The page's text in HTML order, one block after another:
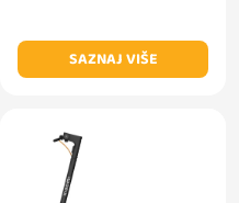
SAZNAJ VIŠE